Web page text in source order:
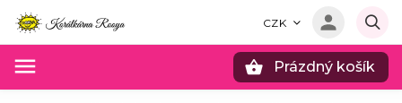
CZK
Prázdný košík